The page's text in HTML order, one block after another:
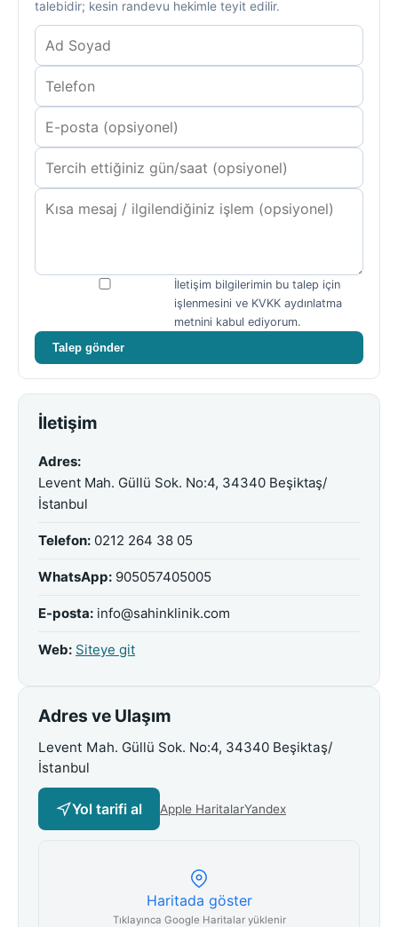
talebidir; kesin randevu hekimle teyit edilir.
İletişim bilgilerimin bu talep için
işlenmesini ve KVKK aydınlatma
metnini kabul ediyorum.
Talep gönder
İletişim
Adres:
Levent Mah. Güllü Sok. No:4, 34340 Beşiktaş/
İstanbul
Telefon: 0212 264 38 05
WhatsApp: 905057405005
E-posta: info@sahinklinik.com
Web: Siteye git
Adres ve Ulaşım
Levent Mah. Güllü Sok. No:4, 34340 Beşiktaş/
İstanbul
Yol tarifi al Apple HaritalarYandex
Haritada göster
Tıklayınca Google Haritalar yüklenir